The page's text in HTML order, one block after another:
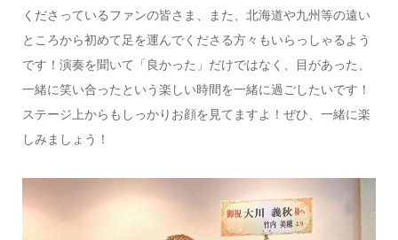
くださっているファンの皆さま、また、北海道や九州等の遠い
ところから初めて足を運んでくださる方々もいらっしゃるよう
です！演奏を聞いて「良かった」だけではなく、目があった、
一緒に笑い合ったという楽しい時間を一緒に過ごしたいです！
ステージ上からもしっかりお顔を見てますよ！ぜひ、一緒に楽
しみましょう！